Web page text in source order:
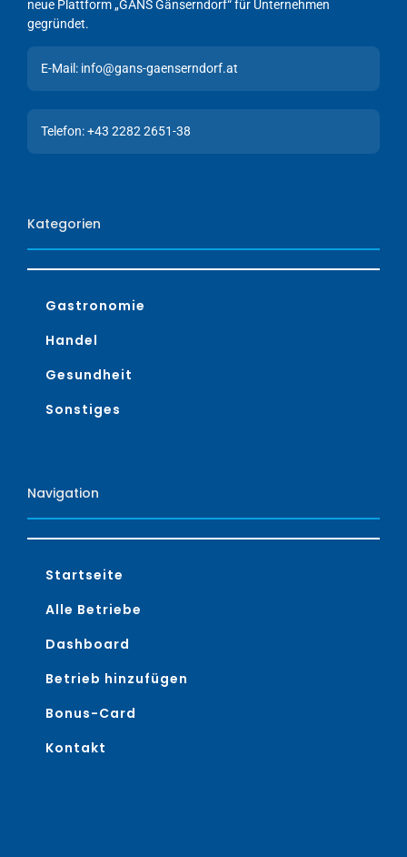
neue Plattform „GANS Gänserndorf“ für Unternehmen
gegründet.
E-Mail: info@gans-gaenserndorf.at
Telefon: +43 2282 2651-38
Kategorien
Gastronomie
Handel
Gesundheit
Sonstiges
Navigation
Startseite
Alle Betriebe
Dashboard
Betrieb hinzufügen
Bonus-Card
Kontakt